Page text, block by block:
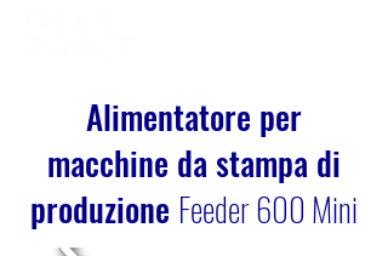
Alimentatore per
macchine da stampa di
produzione Feeder 600 Mini